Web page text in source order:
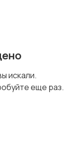
искали.
еще раз.